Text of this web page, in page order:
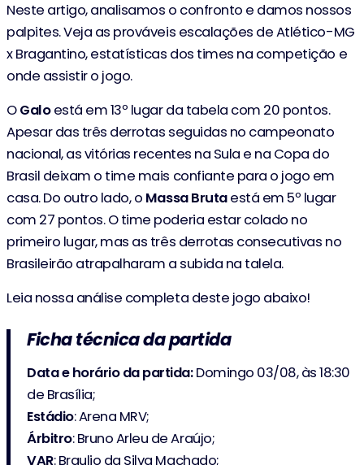
Neste artigo, analisamos o confronto e damos nossos
palpites. Veja as prováveis escalações de Atlético-MG
x Bragantino, estatísticas dos times na competição e
onde assistir o jogo.
OGaloestá em 13º lugar da tabela com 20 pontos.
Apesar das três derrotas seguidas no campeonato
nacional, as vitórias recentes na Sula e na Copa do
Brasil deixam o time mais confiante para o jogo em
casa. Do outro lado, o Massa Brutaestá em 5º lugar
com 27 pontos. O time poderia estar colado no
primeiro lugar, mas as três derrotas consecutivas no
Brasileirão atrapalharam a subida na talela.
Leia nossa análise completa deste jogo abaixo!
Ficha técnica da partida
Data e horário da partida:Domingo 03/08, às 18:30
de Brasília;
Estádio: Arena MRV;
Árbitro: Bruno Arleu de Araújo;
VAR: Braulio da Silva Machado;